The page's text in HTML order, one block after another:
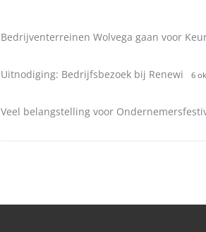
Bedrijventerreinen Wolvega gaan voor
Uitnodiging: Bedrijfsbezoek bij Renewi 6
Veel belangstelling voor